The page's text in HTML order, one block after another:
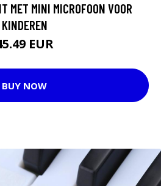
MET MINI MICROFOON VOOR
KINDEREN
EUR
BUY NOW